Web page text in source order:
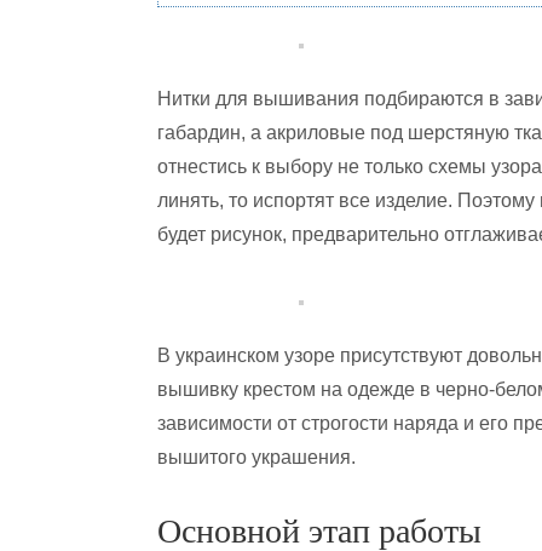
Нитки для вышивания подбираются в
габардин, а акриловые под шерстяную
отнестись к выбору не только схемы
линять, то испортят все изделие.
будет рисунок, предварительно
В украинском узоре присутствуют
вышивку крестом на одежде в черно-
зависимости от строгости наряда и его
вышитого украшения.
Основной этап работы